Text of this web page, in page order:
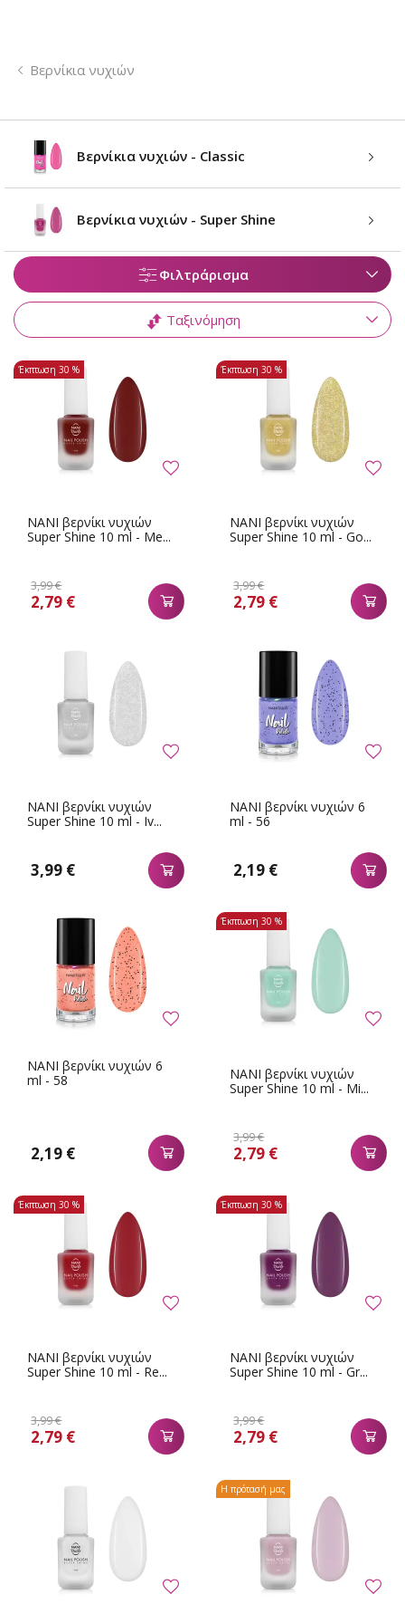
Βερνίκια νυχιών
Βερνίκια νυχιών - Classic
Βερνίκια νυχιών - Super Shine
Φιλτράρισμα
Ταξινόμηση
NANI βερνίκι νυχιών
Super Shine 10 ml - Me...
3,99 €
2,79 €
Έκπτωση 30 %
NANI βερνίκι νυχιών
Super Shine 10 ml - Go...
3,99 €
2,79 €
Έκπτωση 30 %
NANI βερνίκι νυχιών
Super Shine 10 ml - Iv...
3,99 €
NANI βερνίκι νυχιών 6
ml - 56
2,19 €
NANI βερνίκι νυχιών 6
ml - 58
2,19 €
NANI βερνίκι νυχιών
Super Shine 10 ml - Mi...
3,99 €
2,79 €
Έκπτωση 30 %
NANI βερνίκι νυχιών
Super Shine 10 ml - Re...
3,99 €
2,79 €
Έκπτωση 30 %
NANI βερνίκι νυχιών
Super Shine 10 ml - Gr...
3,99 €
2,79 €
Έκπτωση 30 %
Η πρότασή μας